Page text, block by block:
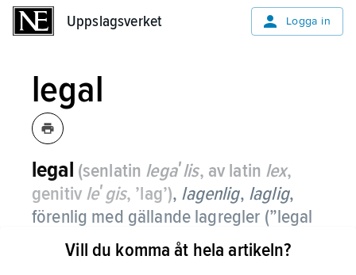
Uppslagsverket Logga in
legal
legal (senlatin legaʹlis, av latin lex,
genitiv leʹgis, ’lag’), lagenlig, laglig,
förenlig med gällande lagregler (”legal
abort”), grundad på lagregler (”legal
arvsrätt”) eller föreskriven i lagregler
Vill du komma åt hela artikeln?